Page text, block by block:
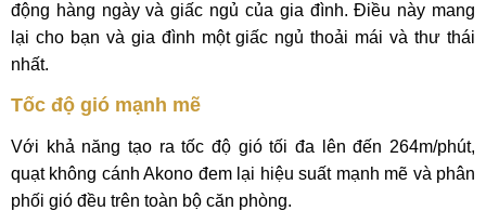
động hàng ngày và giấc ngủ của gia đình. Điều này mang
lại cho bạn và gia đình một giấc ngủ thoải mái và thư thái
nhất.
Tốc độ gió mạnh mẽ
Với khả năng tạo ra tốc độ gió tối đa lên đến 264m/phút,
quạt không cánh Akono đem lại hiệu suất mạnh mẽ và phân
phối gió đều trên toàn bộ căn phòng.